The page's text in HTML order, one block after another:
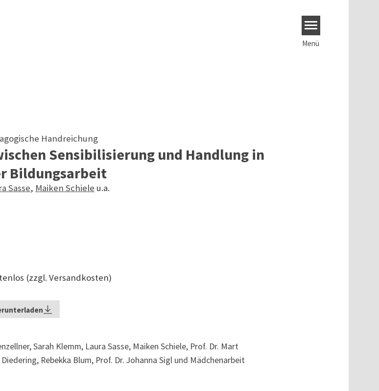
Menü
Handreichung
Sensibilisierung und Handlung in
Bildungsarbeit
Sasse, Maiken Schiele u.a.
(zzgl. Versandkosten)
Sarah Klemm, Laura Sasse, Maiken Schiele, Prof. Dr. Mart
Rebekka Blum, Prof. Dr. Johanna Sigl und Mädchenarbeit